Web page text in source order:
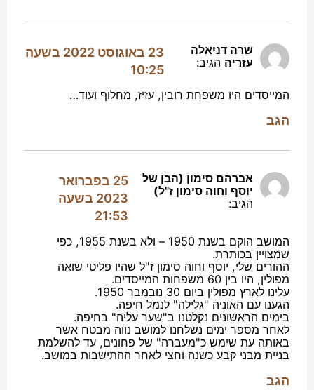
שרה דניאלה
עזריה הגיב:
23 באוגוסט 2022 בשעה
10:25
המייסדים היו משפחת רובין, עזיז, מחלוף ועוד…
הגב
אברהם סימון (הבן של
יוסף וחוה סימון ז"ל)
הגיב:
25 בפברואר
2023 בשעה
21:53
המושב הוקם בשנת 1950 – ולא בשנת 1955, כפי
שמצויין בכותרת.
ההורים שלי, יוסף וחוה סימון ז"ל שהיו פליטי שואה
מפולין, היו בין 60 משפחות המייסדים.
עלינו לארץ מפולין ביום 30 נובמבר 1950.
הגענו עם האוניה "גלילה" לנמל חיפה.
בימים הראשונים נקלטנו ב"שער עליה" בחיפה.
לאחר מספר ימים נשלחנו למושב נווה מבטח אשר
באותה עת שימש כ"מעברה" של פחונים, עד להשלמת
בניית מבני קבע כשנה וחצי לאחר ההתישבות במושב.
הגב